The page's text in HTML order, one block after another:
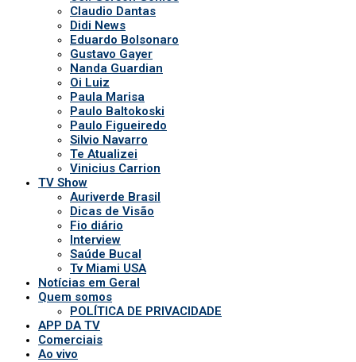
Claudio Dantas
Didi News
Eduardo Bolsonaro
Gustavo Gayer
Nanda Guardian
Oi Luiz
Paula Marisa
Paulo Baltokoski
Paulo Figueiredo
Silvio Navarro
Te Atualizei
Vinicius Carrion
TV Show
Auriverde Brasil
Dicas de Visão
Fio diário
Interview
Saúde Bucal
Tv Miami USA
Notícias em Geral
Quem somos
POLÍTICA DE PRIVACIDADE
APP DA TV
Comerciais
Ao vivo